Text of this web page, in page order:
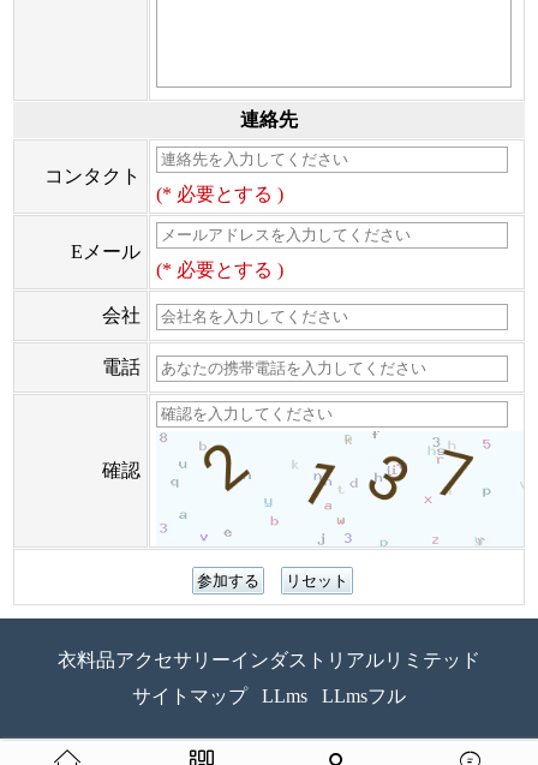
連絡先
コンタクト
(* 必要とする )
Eメール
(* 必要とする )
会社
電話
確認
衣料品アクセサリーインダストリアルリミテッド
サイトマップ
LLms LLmsフル